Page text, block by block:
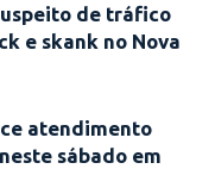
de tráfico
e skank no Nova
atendimento
sábado em